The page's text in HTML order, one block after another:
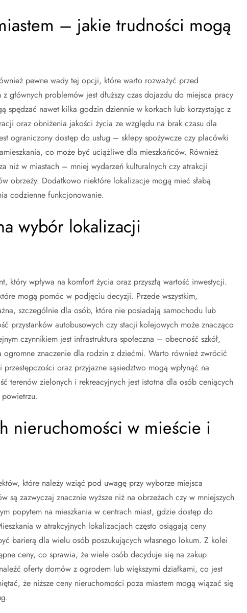
– jakie trudności mogą
pewne wady tej opcji, które warto rozważyć przed
głównych problemów jest dłuższy czas dojazdu do miejsca pracy
spędzać nawet kilka godzin dziennie w korkach lub korzystając z
oraz obniżenia jakości życia ze względu na brak czasu dla
ograniczony dostęp do usług – sklepy spożywcze czy placówki
co może być uciążliwe dla mieszkańców. Również
niż w miastach – mniej wydarzeń kulturalnych czy atrakcji
obrzeży. Dodatkowo niektóre lokalizacje mogą mieć słabą
codzienne funkcjonowanie.
wybór lokalizacji
wpływa na komfort życia oraz przyszłą wartość inwestycji.
mogą pomóc w podjęciu decyzji. Przede wszystkim,
szczególnie dla osób, które nie posiadają samochodu lub
przystanków autobusowych czy stacji kolejowych może znacząco
czynnikiem jest infrastruktura społeczna – obecność szkół,
znaczenie dla rodzin z dziećmi. Warto również zwrócić
oraz przyjazne sąsiedztwo mogą wpłynąć na
terenów zielonych i rekreacyjnych jest istotna dla osób ceniących
nieruchomości w mieście i
które należy wziąć pod uwagę przy wyborze miejsca
są zazwyczaj znacznie wyższe niż na obrzeżach czy w mniejszych
popytem na mieszkania w centrach miast, gdzie dostęp do
w atrakcyjnych lokalizacjach często osiągają ceny
barierą dla wielu osób poszukujących własnego lokum. Z kolei
ceny, co sprawia, że wiele osób decyduje się na zakup
oferty domów z ogrodem lub większymi działkami, co jest
że niższe ceny nieruchomości poza miastem mogą wiązać się